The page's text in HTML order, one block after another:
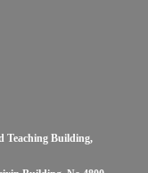
Teaching Building,